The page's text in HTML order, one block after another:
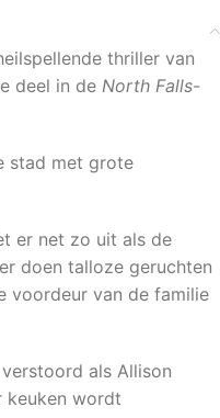
thriller van
deel in de North Falls-
stad met grote
er net zo uit als de
doen talloze geruchten
voordeur van de familie
als Allison
keuken wordt